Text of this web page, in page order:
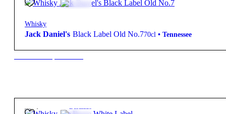
Whisky
Jack Daniel's Black Label Old No.770cl • Tennessee
19,85€ Destilado